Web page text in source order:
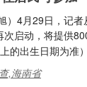
4月29日，记
启动，将提供
的出生日期为准
,海南省